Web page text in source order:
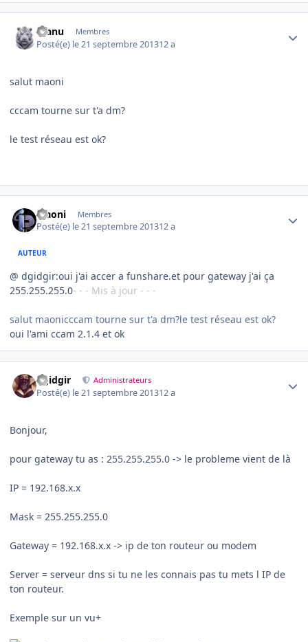
manu Membres
Posté(e) le 21 septembre 201312 a
salut maoni
cccam tourne sur t'a dm?
le test réseau est ok?
Maoni Membres
Posté(e) le 21 septembre 201312 a
AUTEUR
@ dgidgir:oui j'ai accer a funshare.et pour gateway j'ai ça
255.255.255.0- - - Mis à jour - - -
salut maonicccam tourne sur t'a dm?le test réseau est ok?
oui l'ami ccam 2.1.4 et ok
dgidgir Administrateurs
Posté(e) le 21 septembre 201312 a
Bonjour,
pour gateway tu as : 255.255.255.0 -> le probleme vient de là
IP = 192.168.x.x
Mask = 255.255.255.0
Gateway = 192.168.x.x -> ip de ton routeur ou modem
Server = serveur dns si tu ne les connais pas tu mets l IP de
ton routeur.
Exemple sur un vu+